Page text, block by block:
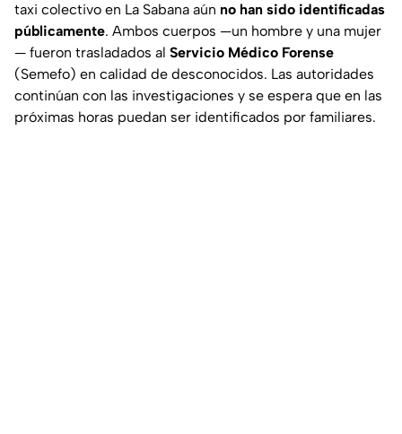
taxi colectivo en La Sabana aún no han sido identificadas
públicamente. Ambos cuerpos —un hombre y una mujer
— fueron trasladados al Servicio Médico Forense
(Semefo) en calidad de desconocidos. Las autoridades
continúan con las investigaciones y se espera que en las
próximas horas puedan ser identificados por familiares.